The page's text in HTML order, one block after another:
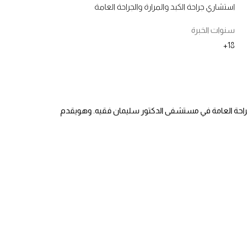
استشاري جراحة الكبد والمرارة والجراحة العامة
سنوات الخبرة
18+
العامة في مستشفى الدكتور سليمان فقيه. وهويقدم